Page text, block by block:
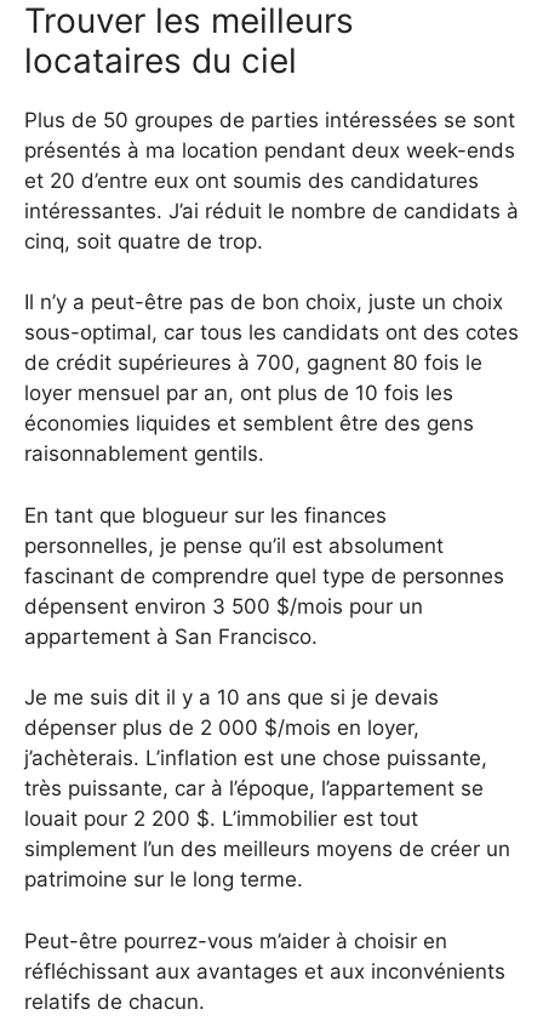
Trouver les meilleurs
locataires du ciel
Plus de 50 groupes de parties intéressées se sont
présentés à ma location pendant deux week-ends
et 20 d’entre eux ont soumis des candidatures
intéressantes. J’ai réduit le nombre de candidats à
cinq, soit quatre de trop.
Il n’y a peut-être pas de bon choix, juste un choix
sous-optimal, car tous les candidats ont des cotes
de crédit supérieures à 700, gagnent 80 fois le
loyer mensuel par an, ont plus de 10 fois les
économies liquides et semblent être des gens
raisonnablement gentils.
En tant que blogueur sur les finances
personnelles, je pense qu’il est absolument
fascinant de comprendre quel type de personnes
dépensent environ 3 500 $/mois pour un
appartement à San Francisco.
Je me suis dit il y a 10 ans que si je devais
dépenser plus de 2 000 $/mois en loyer,
j’achèterais. L’inflation est une chose puissante,
très puissante, car à l’époque, l’appartement se
louait pour 2 200 $. L’immobilier est tout
simplement l’un des meilleurs moyens de créer un
patrimoine sur le long terme.
Peut-être pourrez-vous m’aider à choisir en
réfléchissant aux avantages et aux inconvénients
relatifs de chacun.